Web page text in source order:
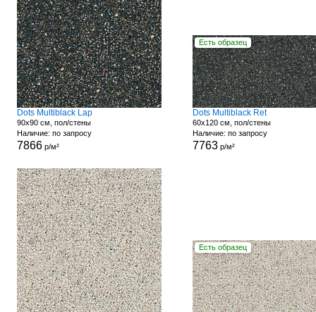
Dots Multiblack Lap
90x90 см, пол/стены
Наличие: по запросу
7866р/м²
Есть образец
Dots Multiblack Ret
60x120 см, пол/стены
Наличие: по запросу
7763р/м²
Есть образец